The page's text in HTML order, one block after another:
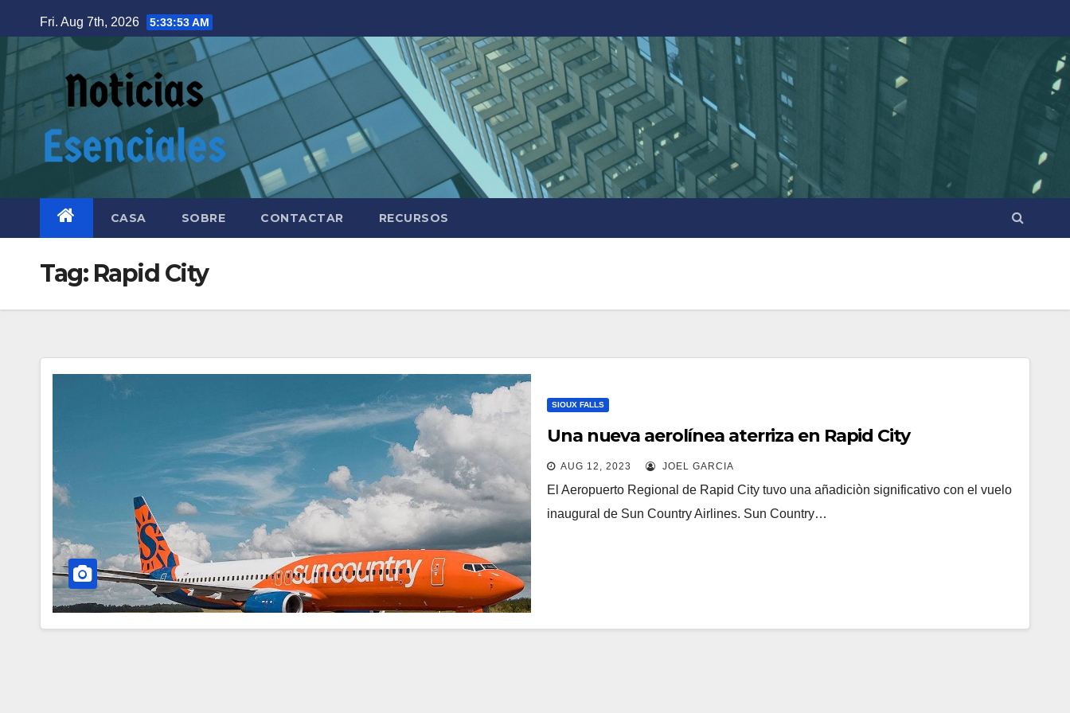
to
content
Fri. Aug 7th, 2026 5:33:53 AM
CASA SOBRE CONTACTAR RECURSOS
Tag: Rapid City
SIOUX FALLS
Una nueva aerolínea aterriza en Rapid City
AUG 12, 2023 JOEL GARCIA
El Aeropuerto Regional de Rapid City tuvo una añadiciòn significativo con el vuelo
inaugural de Sun Country Airlines. Sun Country…